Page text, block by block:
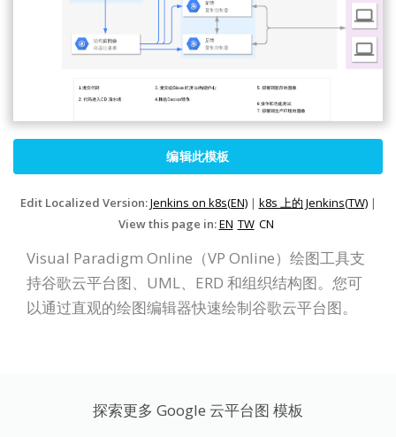
编辑此模板
Edit Localized Version:Jenkins on k8s(EN)| k8s 上的 Jenkins(TW)|
View this page in:EN TW CN
Visual Paradigm Online（VP Online）绘图工具支
持谷歌云平台图、UML、ERD 和组织结构图。您可
以通过直观的绘图编辑器快速绘制谷歌云平台图。
探索更多 Google 云平台图 模板